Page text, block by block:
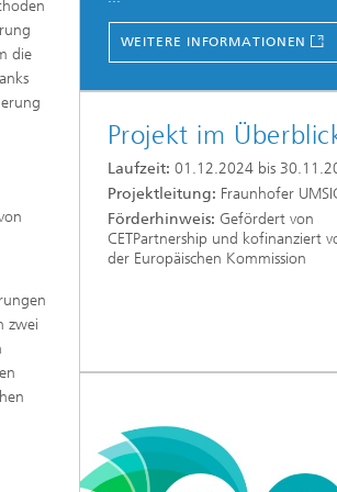
die
zwei
WEITERE INFORMATIONEN
Projekt im
Laufzeit: 01.12.2024 bis
Projektleitung: Fraunhofer
Förderhinweis: Gefördert von
CETPartnership und kofinanziert
der Europäischen Kommission